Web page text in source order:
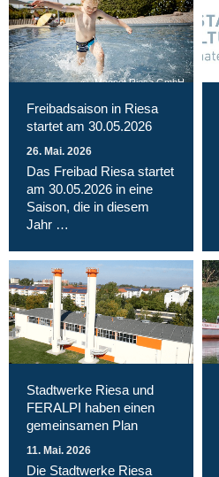
Magnet Riesa GmbH
Freibadsaison in Riesa
startet am 30.05.2026
26. Mai. 2026
Das Freibad Riesa startet
am 30.05.2026 in eine
Saison, die in diesem
Jahr …
Stadtwerke Riesa und
FERALPI haben einen
gemeinsamen Plan
11. Mai. 2026
Die Stadtwerke Riesa